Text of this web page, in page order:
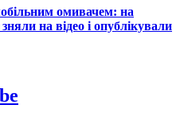
омивачем: на
на відео і опублікували